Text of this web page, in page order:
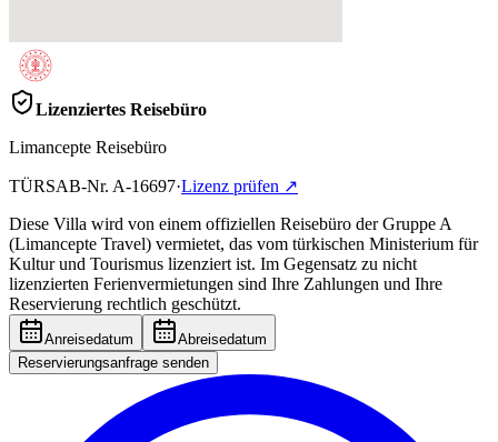
Lizenziertes Reisebüro
Limancepte Reisebüro
TÜRSAB-Nr. A-16697·Lizenz prüfen ↗
Diese Villa wird von einem offiziellen Reisebüro der Gruppe A
(Limancepte Travel) vermietet, das vom türkischen Ministerium für
Kultur und Tourismus lizenziert ist. Im Gegensatz zu nicht
lizenzierten Ferienvermietungen sind Ihre Zahlungen und Ihre
Reservierung rechtlich geschützt.
Anreisedatum
Abreisedatum
Reservierungsanfrage senden